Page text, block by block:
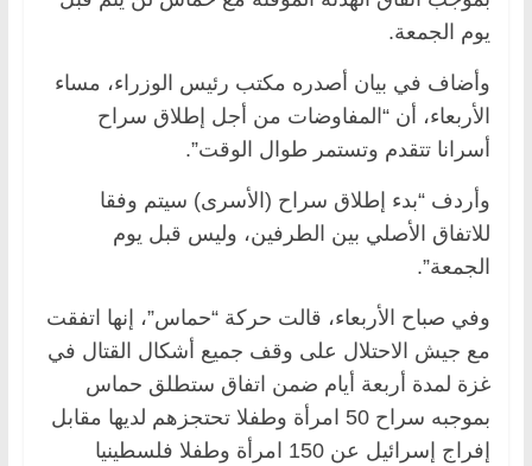
يوم الجمعة.
وأضاف في بيان أصدره مكتب رئيس الوزراء، مساء
الأربعاء، أن “المفاوضات من أجل إطلاق سراح
أسرانا تتقدم وتستمر طوال الوقت”.
وأردف “بدء إطلاق سراح (الأسرى) سيتم وفقا
للاتفاق الأصلي بين الطرفين، وليس قبل يوم
الجمعة”.
وفي صباح الأربعاء، قالت حركة “حماس”، إنها اتفقت
مع جيش الاحتلال على وقف جميع أشكال القتال في
غزة لمدة أربعة أيام ضمن اتفاق ستطلق حماس
بموجبه سراح 50 امرأة وطفلا تحتجزهم لديها مقابل
إفراج إسرائيل عن 150 امرأة وطفلا فلسطينيا